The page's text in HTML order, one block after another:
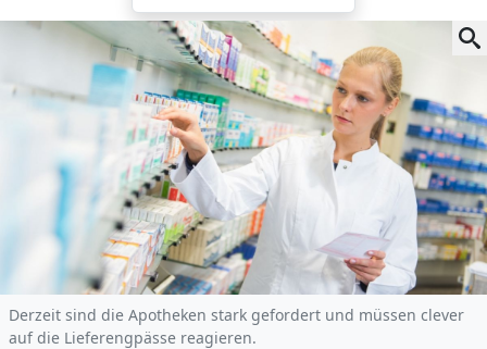
Derzeit sind die Apotheken stark gefordert und müssen clever
auf die Lieferengpässe reagieren.